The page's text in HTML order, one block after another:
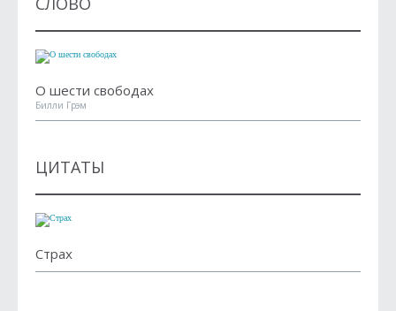
О шести свободах
Билли Грэм
ЦИТАТЫ
Страх